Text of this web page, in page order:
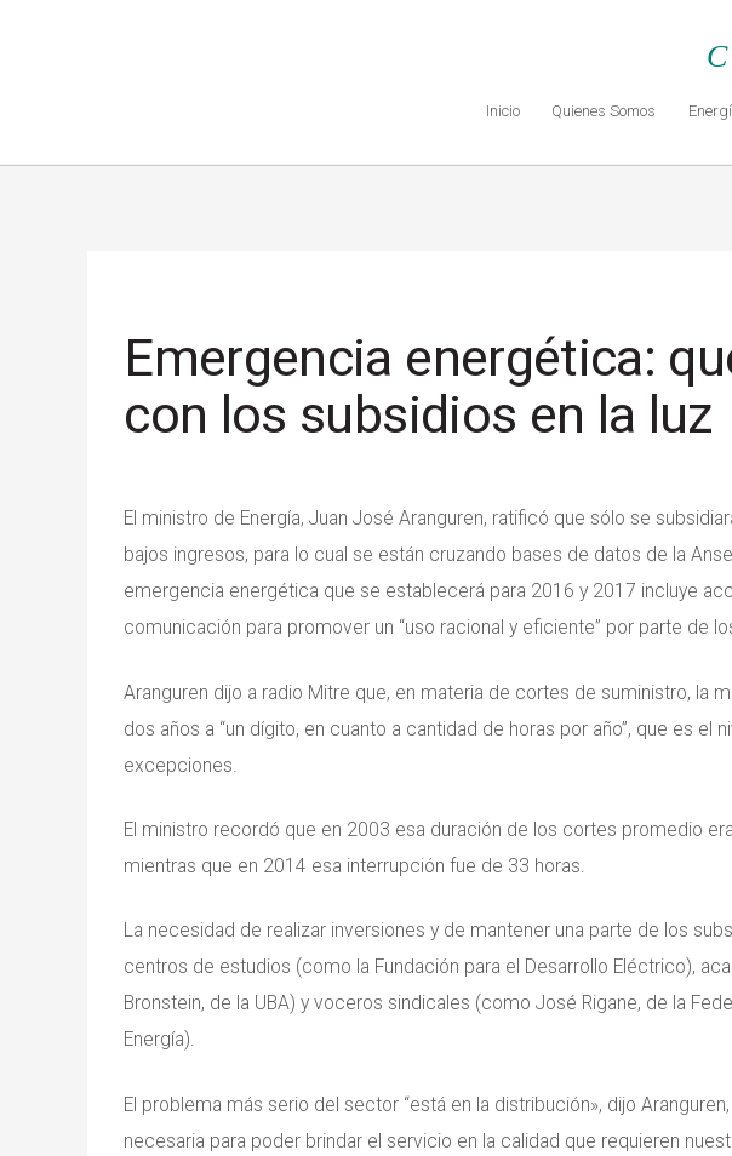
Inicio Quienes Somos
Emergencia energética:
con los subsidios en la luz
El ministro de Energía, Juan José Aranguren, ratificó que sólo se
bajos ingresos, para lo cual se están cruzando bases de datos de la
emergencia energética que se establecerá para 2016 y 2017 incluye
comunicación para promover un “uso racional y eficiente” por parte de
Aranguren dijo a radio Mitre que, en materia de cortes de suministro, la
dos años a “un dígito, en cuanto a cantidad de horas por año”, que es el
excepciones.
El ministro recordó que en 2003 esa duración de los cortes promedio
mientras que en 2014 esa interrupción fue de 33 horas.
La necesidad de realizar inversiones y de mantener una parte de los
centros de estudios (como la Fundación para el Desarrollo Eléctrico),
Bronstein, de la UBA) y voceros sindicales (como José Rigane, de la
Energía).
El problema más serio del sector “está en la distribución», dijo
necesaria para poder brindar el servicio en la calidad que requieren